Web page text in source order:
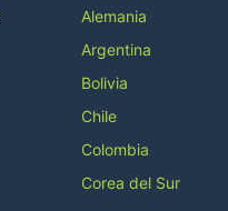
Alemania
Argentina
Bolivia
Chile
Colombia
Corea del Sur